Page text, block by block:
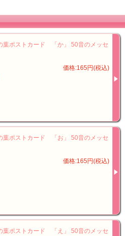
葉ポストカード 「か」 50音のメッセ
価格:165円(税込)
葉ポストカード 「お」 50音のメッセ
価格:165円(税込)
葉ポストカード 「え」 50音のメッセ